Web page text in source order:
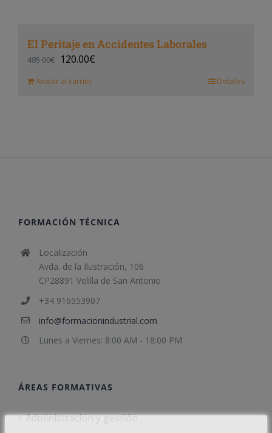
El Peritaje en Accidentes Laborales
485.00€ 120.00€
Añadir al carrito Detalles
FORMACIÓN TÉCNICA
Localización
Avda. de la Ilustración, 106
CP28891 Velilla de San Antonio
+34 916553907
info@formacionindustrial.com
Lunes a Viernes: 8:00 AM - 18:00 PM
ÁREAS FORMATIVAS
Administracion y gestión